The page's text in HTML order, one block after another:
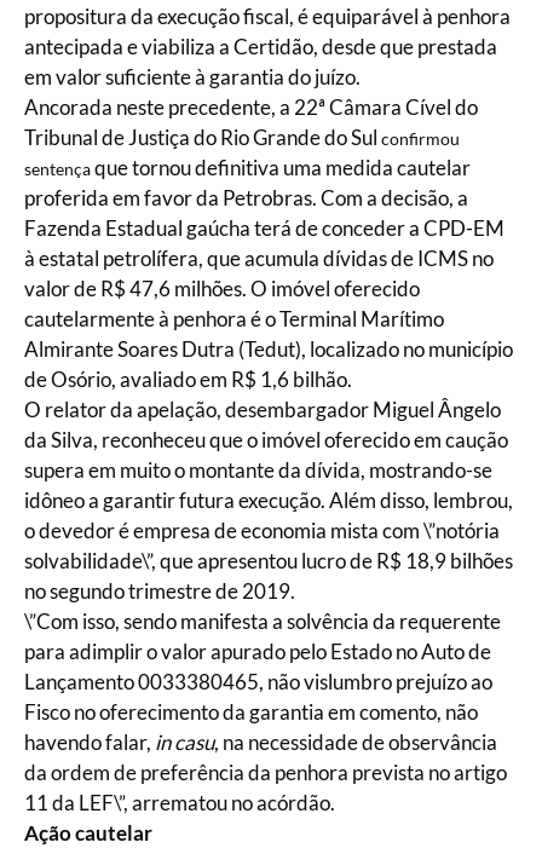
propositura da execução fiscal, é equiparável à penhora
antecipada e viabiliza a Certidão, desde que prestada
em valor suficiente à garantia do juízo.
Ancorada neste precedente, a 22ª Câmara Cível do
Tribunal de Justiça do Rio Grande do Sul confirmou
sentençaque tornou definitiva uma medida cautelar
proferida em favor da Petrobras. Com a decisão, a
Fazenda Estadual gaúcha terá de conceder a CPD-EM
à estatal petrolífera, que acumula dívidas de ICMS no
valor de R$ 47,6 milhões. O imóvel oferecido
cautelarmente à penhora é o Terminal Marítimo
Almirante Soares Dutra (Tedut), localizado no município
de Osório, avaliado em R$ 1,6 bilhão.
O relator da apelação, desembargador Miguel Ângelo
da Silva, reconheceu que o imóvel oferecido em caução
supera em muito o montante da dívida, mostrando-se
idôneo a garantir futura execução. Além disso, lembrou,
o devedor é empresa de economia mista com \”notória
solvabilidade\”, que apresentou lucro de R$ 18,9 bilhões
no segundo trimestre de 2019.
\”Com isso, sendo manifesta a solvência da requerente
para adimplir o valor apurado pelo Estado no Auto de
Lançamento 0033380465, não vislumbro prejuízo ao
Fisco no oferecimento da garantia em comento, não
havendo falar, in casu, na necessidade de observância
da ordem de preferência da penhora prevista no artigo
11 da LEF\”, arrematou no acórdão.
Ação cautelar